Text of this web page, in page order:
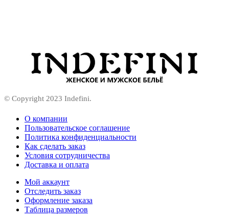
© Copyright 2023 Indefini.
О компании
Пользовательское соглашение
Политика конфиденциальности
Как сделать заказ
Условия сотрудничества
Доставка и оплата
Мой аккаунт
Отследить заказ
Оформление заказа
Таблица размеров